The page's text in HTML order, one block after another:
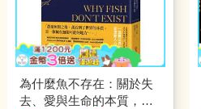
為什麼魚不存在：關於失
去、愛與生命的本質，踏